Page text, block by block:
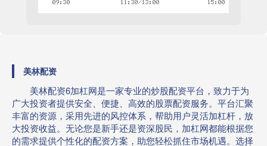
美林配资
美林配资6加杠网是一家专业的炒股配资平台，致力于为
广大投资者提供安全、便捷、高效的股票配资服务。平台汇聚
丰富的资源，采用先进的风控体系，帮助用户灵活加杠杆，放
大投资收益。无论您是新手还是资深股民，加杠网都能根据您
的需求提供个性化的配资方案，助您轻松抓住市场机遇。选择